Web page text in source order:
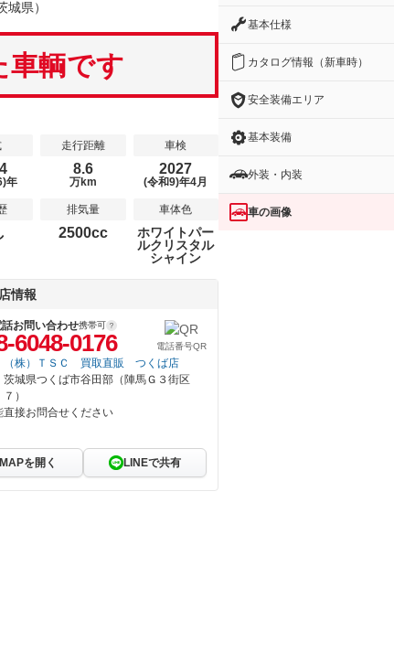
県）
車輌です
年
走行距離
8.6
万km
車検
2027
(令和9)年4月
排気量
2500cc
車体色
ホワイトパー
ルクリスタル
シャイン
情報
話お問い合わせ携帯可
6048-0176 電話番号QR
（株）ＴＳＣ 買取直販 つくば店
茨城県つくば市谷田部（陣馬Ｇ３街区
７）
直接お問合せください
MAPを開く LINEで共有
基本仕様
カタログ情報（新車時）
安全装備エリア
基本装備
外装・内装
車の画像